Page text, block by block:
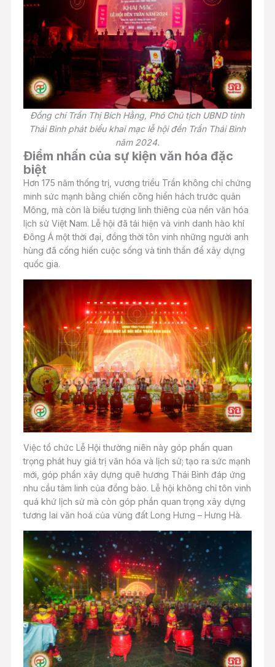
Đồng chí Trần Thị Bích Hằng, Phó Chủ tịch UBND tỉnh
Thái Bình phát biểu khai mạc lễ hội đền Trần Thái Bình
năm 2024.
Điểm nhấn của sự kiện văn hóa đặc
biệt
Hơn 175 năm thống trị, vương triều Trần không chỉ chứng
minh sức mạnh bằng chiến công hiển hách trước quân
Mông, mà còn là biểu tượng linh thiêng của nền văn hóa
lịch sử Việt Nam. Lễ hội đã tái hiện và vinh danh hào khí
Đông Á một thời đại, đồng thời tôn vinh những người anh
hùng đã cống hiến cuộc sống và tinh thần để xây dựng
quốc gia.
Việc tổ chức Lễ Hội thường niên này góp phần quan
trọng phát huy giá trị văn hóa và lịch sử; tạo ra sức mạnh
mới, góp phần xây dựng quê hương Thái Bình đáp ứng
nhu cầu tâm linh của đồng bào. Lễ hội không chỉ tôn vinh
quá khứ lịch sử mà còn góp phần quan trọng xây dựng
tương lai văn hoá của vùng đất Long Hưng – Hưng Hà.